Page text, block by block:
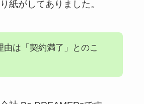
紙がしてありました。
由は「契約満了」とのこ